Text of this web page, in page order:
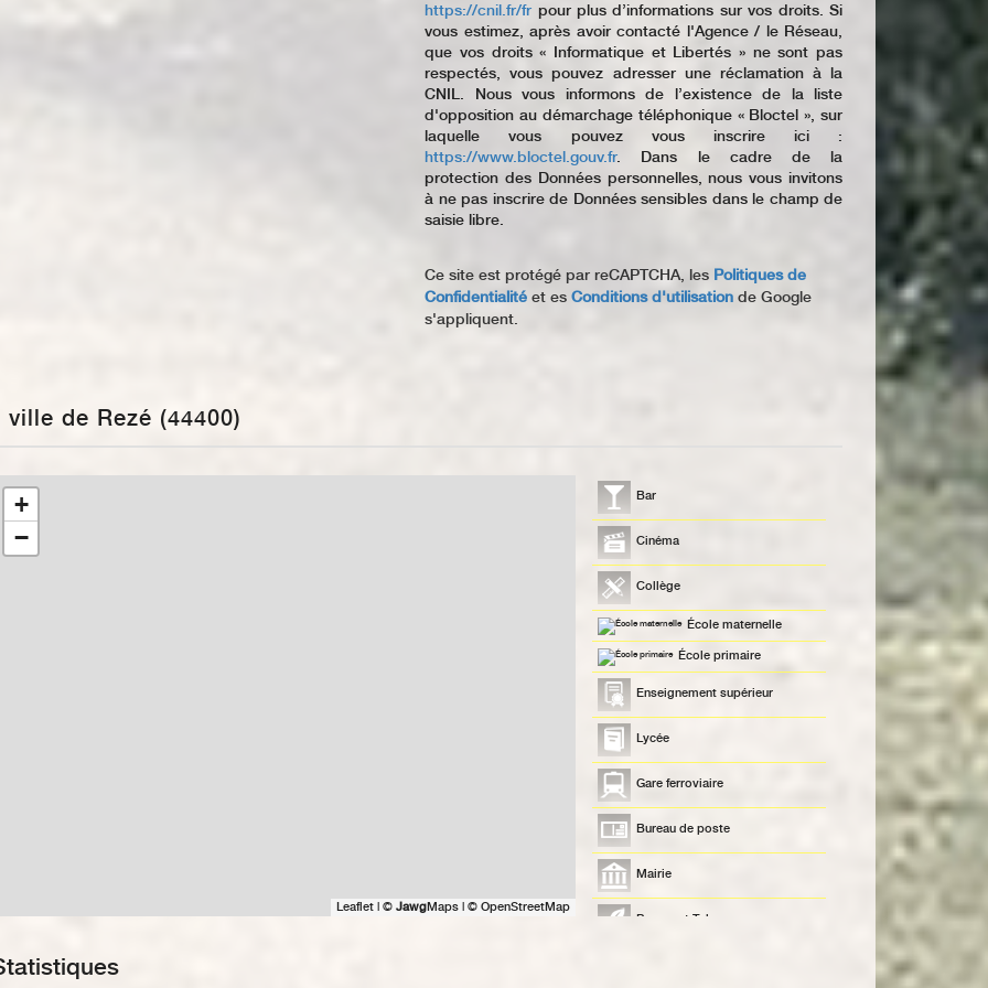
https://cnil.fr/fr pour plus d’informations sur vos droits. Si
vous estimez, après avoir contacté l'Agence / le Réseau,
que vos droits « Informatique et Libertés » ne sont pas
respectés, vous pouvez adresser une réclamation à la
CNIL. Nous vous informons de l’existence de la liste
d'opposition au démarchage téléphonique « Bloctel », sur
laquelle vous pouvez vous inscrire ici :
https://www.bloctel.gouv.fr. Dans le cadre de la
protection des Données personnelles, nous vous invitons
à ne pas inscrire de Données sensibles dans le champ de
saisie libre.
Ce site est protégé par reCAPTCHA, les Politiques de
Confidentialité et esConditions d'utilisation de Google
s'appliquent.
ville de Rezé (44400)
+
−
Leaflet| © JawgMaps| © OpenStreetMap
Bar
Cinéma
Collège
École maternelle
École primaire
Enseignement supérieur
Lycée
Gare ferroviaire
Bureau de poste
Mairie
Presse et Tabac
Statistiques